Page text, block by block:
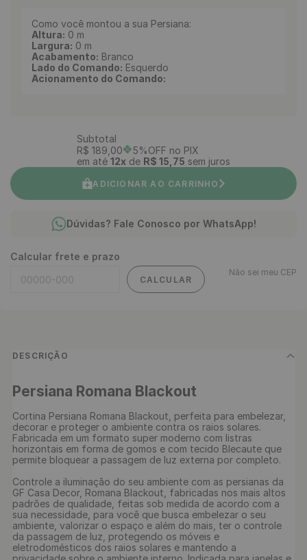
Como você montou a sua Persiana:
Altura: 0 m
Largura: 0 m
Acabamento: Branco
Lado do Comando: Esquerdo
Acionamento do Comando:
Subtotal
R$ 189 00
5%OFF no PIX
em até 12x de R$ 15 75 sem juros
ADICIONAR AO CARRINHO
Dúvidas? Fale Conosco por WhatsApp!
Calcular frete e prazo
CALCULAR
Não sei meu CEP
DESCRIÇÃO
Persiana Romana Blackout
Cortina Persiana Romana Blackout, perfeita para embelezar,
decorar e proteger o ambiente contra os raios solares.
Fabricada em um formato super moderno com listras
horizontais em forma de gomos e com tecido Blecaute que
permite bloquear a passagem de luz externa por completo.
Controle a iluminação do seu ambiente com as persianas da
GF Casa Decor, Romana Blackout, fabricadas nos mais altos
padrões de qualidade, feitas sob medida de acordo com a
sua necessidade, para você que busca embelezar o seu
ambiente, valorizar o espaço e além do mais, ter o controle
da passagem de luz, protegendo os móveis e
eletrodomésticos dos raios solares e mantendo a